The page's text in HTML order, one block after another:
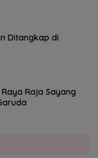
Ditangkap di
Raja Sayang